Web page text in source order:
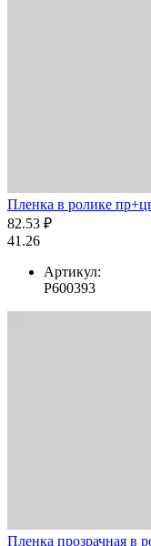
Пленка в ролике
82.53 ₽
41.26
Артикул:
Р600393
Пленка прозрачная в